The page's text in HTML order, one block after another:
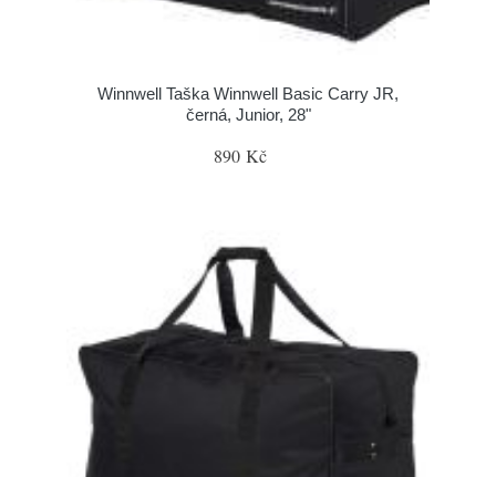
Winnwell Taška Winnwell Basic Carry JR,
černá, Junior, 28"
890 Kč